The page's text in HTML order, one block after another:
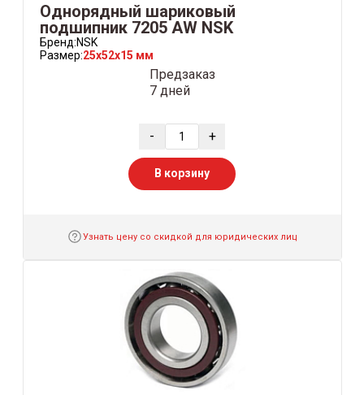
Однорядный шариковый
подшипник 7205 AW NSK
Бренд:NSK
Размер:25x52x15 мм
Предзаказ
7 дней
- +
В корзину
Узнать цену со скидкой для юридических лиц